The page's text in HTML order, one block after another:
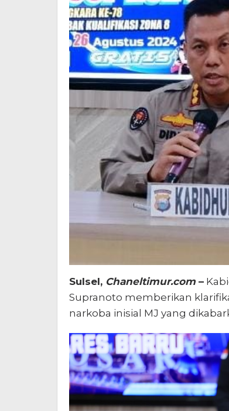
Sulsel, Chaneltimur.com–
Supranoto memberikan
narkoba inisial MJ yang